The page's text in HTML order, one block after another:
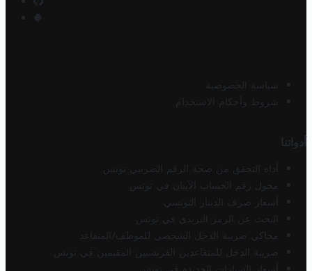
سياسة الخصوصية
شروط وأحكام الاستخدام
أدواتنا
أداة التحقق من صحة الرقم الضريبي تونس
محول رقم الحساب الآيبان في تونس
أسعار صرف الدينار التونسي
البحث عن الرمز البريدي في تونس
محاكي ضريبة الدخل الشخصي للموظف/المتقاعد
ضريبة الدخل للمتقاعدين الفرنسيين المقيمين في تونس